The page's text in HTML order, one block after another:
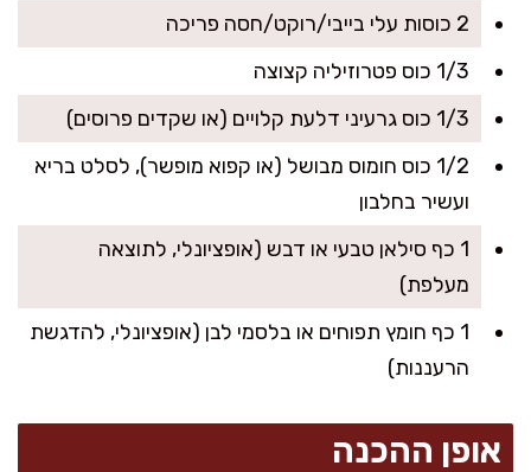
2 כוסות עלי בייבי/רוקט/חסה פריכה
1/3 כוס פטרוזיליה קצוצה
1/3 כוס גרעיני דלעת קלויים (או שקדים פרוסים)
1/2 כוס חומוס מבושל (או קפוא מופשר), לסלט בריא
ועשיר בחלבון
1 כף סילאן טבעי או דבש (אופציונלי, לתוצאה
מעלפת)
1 כף חומץ תפוחים או בלסמי לבן (אופציונלי, להדגשת
הרעננות)
אופן ההכנה